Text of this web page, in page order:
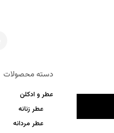
دسته محصولات
عطر و ادکلن
عطر زنانه
عطر مردانه